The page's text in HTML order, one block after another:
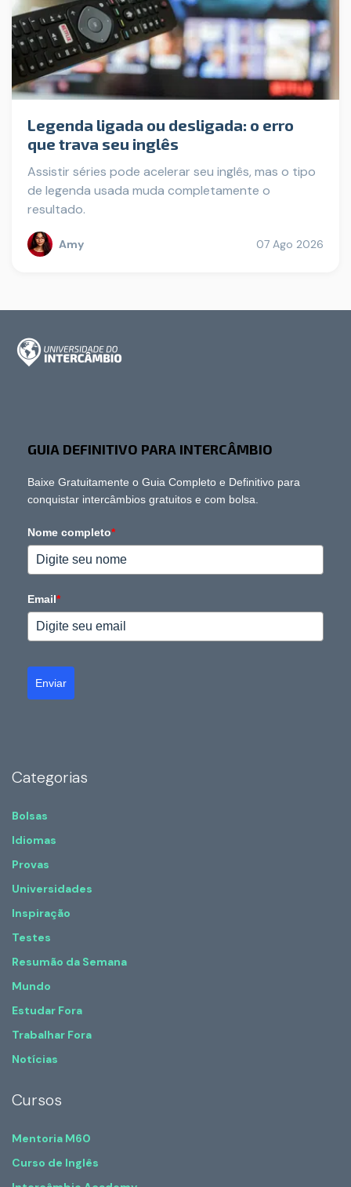
Legenda ligada ou desligada: o erro
que trava seu inglês
Assistir séries pode acelerar seu inglês, mas o tipo
de legenda usada muda completamente o
resultado.
Amy 07 Ago 2026
GUIA DEFINITIVO PARA INTERCÂMBIO
Baixe Gratuitamente o Guia Completo e Definitivo para
conquistar intercâmbios gratuitos e com bolsa.
Nome completo*
Email*
Enviar
Categorias
Bolsas
Idiomas
Provas
Universidades
Inspiração
Testes
Resumão da Semana
Mundo
Estudar Fora
Trabalhar Fora
Notícias
Cursos
Mentoria M60
Curso de Inglês